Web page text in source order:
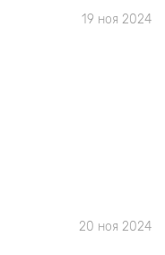
19 ноя 2024
20 ноя 2024